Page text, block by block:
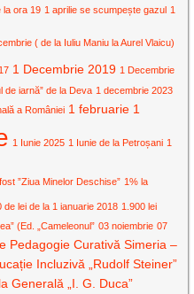
la ora 19 1 aprilie se scumpește gazul 1
( de la Iuliu Maniu la Aurel Vlaicu)
1 Decembrie 2019 1 Decembrie
de iarnă” de la Deva 1 decembrie 2023
a României 1 februarie 1
1 Iunie 2025 1 Iunie de la Petroșani 1
”Ziua Minelor Deschise” 1% la
de lei de la 1 ianuarie 2018 1.900 lei
(Ed. „Cameleonul” 03 noiembrie 07
Pedagogie Curativă Simeria –
Incluzivă „Rudolf Steiner”
Generală „I. G. Duca”